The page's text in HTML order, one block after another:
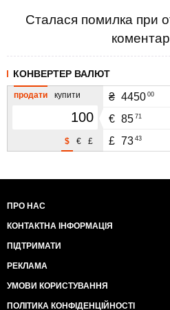
Сталася помилка при
КОНВЕРТЕР ВАЛЮТ
продати купити
£
€
$
₴ 4450 00
€ 85 71
£ 73 43
ПРО НАС
КОНТАКТНА ІНФОРМАЦІЯ
ПІДТРИМАТИ
РЕКЛАМА
УМОВИ КОРИСТУВАННЯ
ПОЛІТИКА КОНФІДЕНЦІЙНОСТІ